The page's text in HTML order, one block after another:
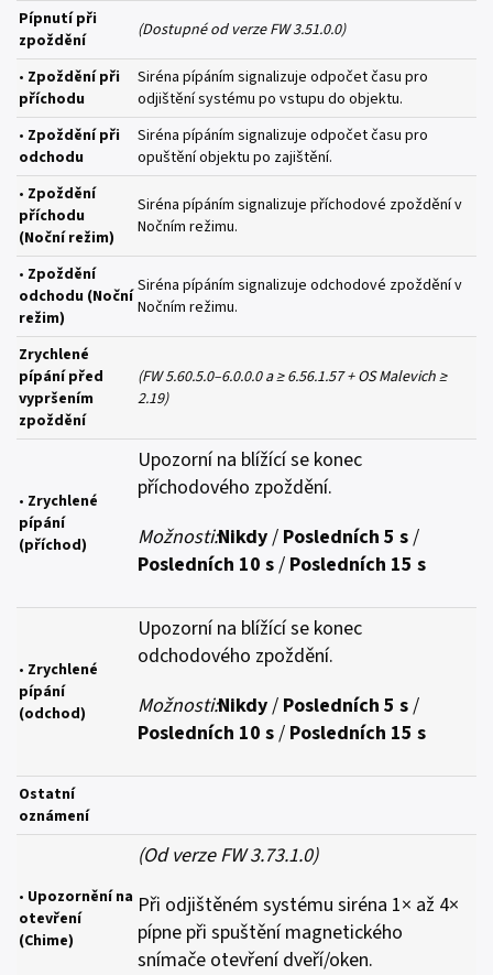
Pípnutí při
zpoždění
(Dostupné od verze FW 3.51.0.0)
• Zpoždění při
příchodu
Siréna pípáním signalizuje odpočet času pro
odjištění systému po vstupu do objektu.
• Zpoždění při
odchodu
Siréna pípáním signalizuje odpočet času pro
opuštění objektu po zajištění.
• Zpoždění
příchodu
(Noční režim)
Siréna pípáním signalizuje příchodové zpoždění v
Nočním režimu.
• Zpoždění
odchodu (Noční
režim)
Siréna pípáním signalizuje odchodové zpoždění v
Nočním režimu.
Zrychlené
pípání před
vypršením
zpoždění
(FW 5.60.5.0–6.0.0.0 a ≥ 6.56.1.57 + OS Malevich ≥
2.19)
• Zrychlené
pípání
(příchod)
Upozorní na blížící se konec
příchodového zpoždění.
Možnosti:Nikdy/ Posledních 5 s/
Posledních 10 s/ Posledních 15 s
• Zrychlené
pípání
(odchod)
Upozorní na blížící se konec
odchodového zpoždění.
Možnosti:Nikdy/ Posledních 5 s/
Posledních 10 s/ Posledních 15 s
Ostatní
oznámení
• Upozornění na
otevření
(Chime)
(Od verze FW 3.73.1.0)
Při odjištěném systému siréna 1× až 4×
pípne při spuštění magnetického
snímače otevření dveří/oken.